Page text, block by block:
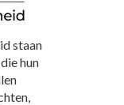
staan
hun